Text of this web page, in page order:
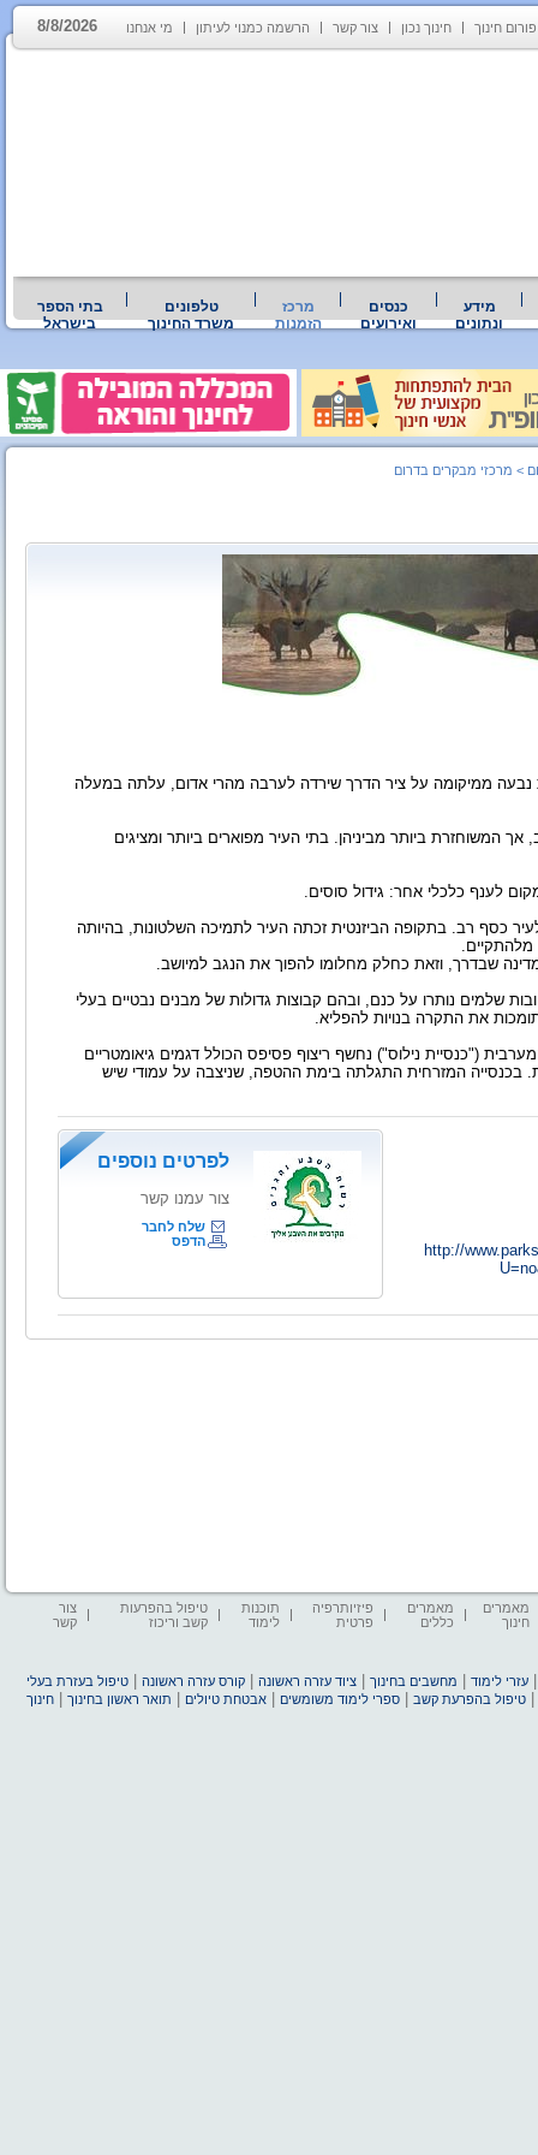
פורום חינוך חינוך נכון צור קשר הרשמה כמנוי לעיתון מי אנחנו 8/8/2026
מידע
ונתונים
כנסים
ואירועים
מרכז
הזמנות
טלפונים
משרד החינוך
בתי הספר
בישראל
> מרכזי מבקרים בדרום
ממיקומה על ציר הדרך שירדה לערבה מהרי אדום, עלתה במעלה
הקטנה בערי הנגב, אך המשוחזרת ביותר מביניהן. בתי העיר מפוארים ביותר ומציגים
לענף כלכלי אחר: גידול סוסים.
כסף רב. בתקופה הביזנטית זכתה העיר לתמיכה השלטונות, בהיותה
מלהתקיים.
שבדרך, וזאת כחלק מחלומו להפוך את הנגב למיושב.
שלמים נותרו על כנם, ובהם קבוצות גדולות של מבנים נבטיים בעלי
את התקרה בנויות להפליא.
("כנסיית נילוס") נחשף ריצוף פסיפס הכולל דגמים גיאומטריים
בכנסייה המזרחית התגלתה בימת ההטפה, שניצבה על עמודי שיש
http://
לפרטים נוספים
צור עמנו קשר
שלח לחבר
הדפס
מאמרים
חינוך
מאמרים
כללים
פיזיותרפיה
פרטית
תוכנות
לימוד
טיפול בהפרעות
קשב וריכוז
צור
קשר
עזרי לימוד מחשבים בחינוך |ציוד עזרה ראשונה |קורס עזרה ראשונה |טיפול בעזרת בעלי
|טיפול בהפרעת קשב |ספרי לימוד משומשים |אבטחת טיולים תואר ראשון בחינוך |חינוך